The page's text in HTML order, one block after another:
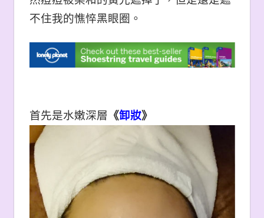
不住我的憔悴黑眼圈。
首先是水嫩深層 《卸妝》